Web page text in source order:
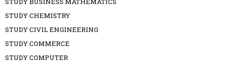
STUDY CHEMISTRY
STUDY CIVIL ENGINEERING
STUDY COMMERCE
STUDY COMPUTER